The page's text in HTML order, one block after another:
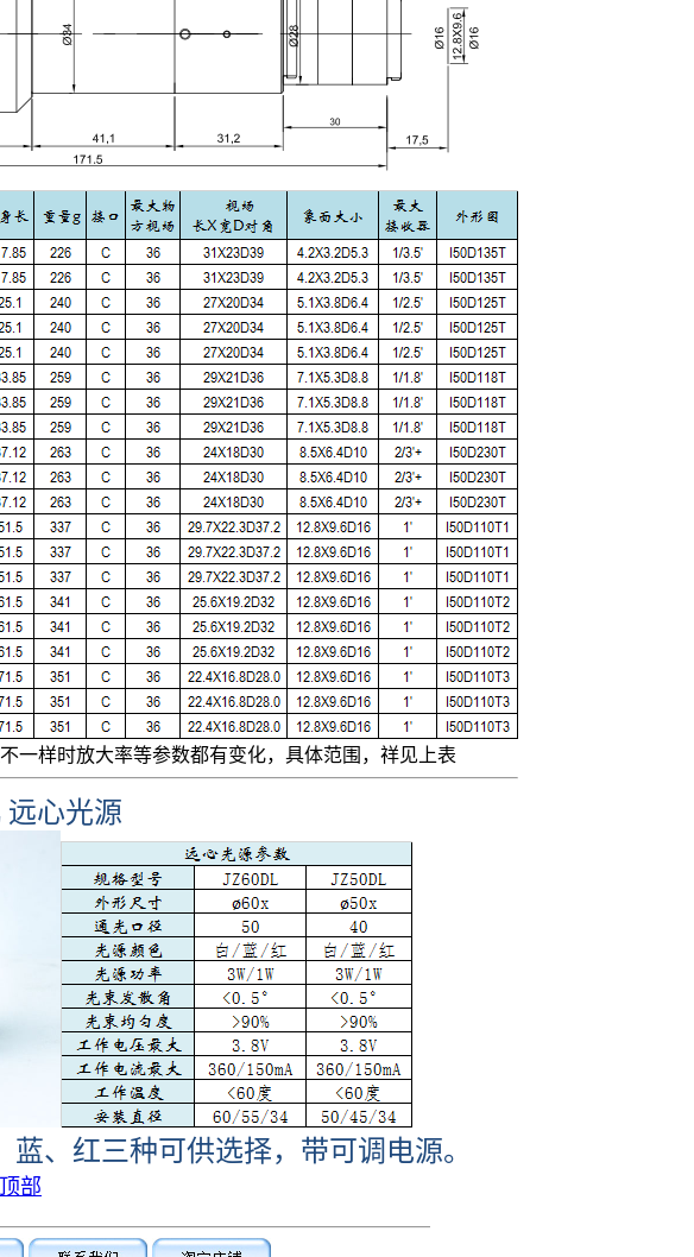
一样时放大率等参数都有变化，具体范围，祥见上表
远心光源
蓝、红三种可供选择，带可调电源。
部